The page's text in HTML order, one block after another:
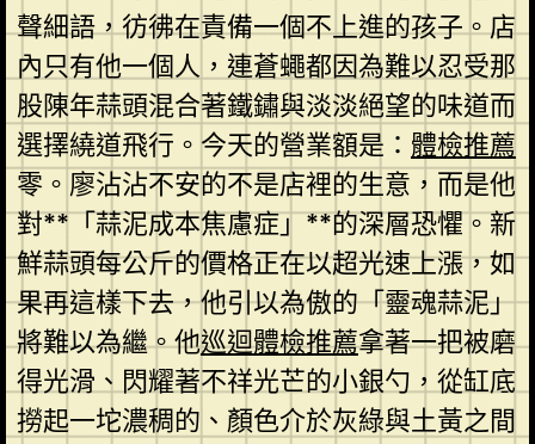
聲細語，彷彿在責備一個不上進的孩子。店
內只有他一個人，連蒼蠅都因為難以忍受那
股陳年蒜頭混合著鐵鏽與淡淡絕望的味道而
選擇繞道飛行。今天的營業額是： 體檢推薦
零。廖沾沾不安的不是店裡的生意，而是他
對**「蒜泥成本焦慮症」**的深層恐懼。新
鮮蒜頭每公斤的價格正在以超光速上漲，如
果再這樣下去，他引以為傲的「靈魂蒜泥」
將難以為繼。他巡迴體檢推薦拿著一把被磨
得光滑、閃耀著不祥光芒的小銀勺，從缸底
撈起一坨濃稠的、顏色介於灰綠與土黃之間